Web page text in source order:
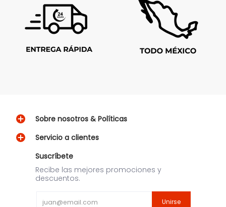
Sobre nosotros & Políticas
Servicio a clientes
Suscríbete
Recibe las mejores promociones y
descuentos.
Unirse